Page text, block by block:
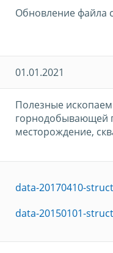
Обновление файла
01.01.2021
Полезные
горнодобывающей
месторождение,
data-20170410-
data-20150101-